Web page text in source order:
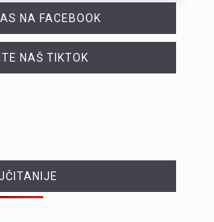
NA FACEBOOK
NAŠ TIKTOK